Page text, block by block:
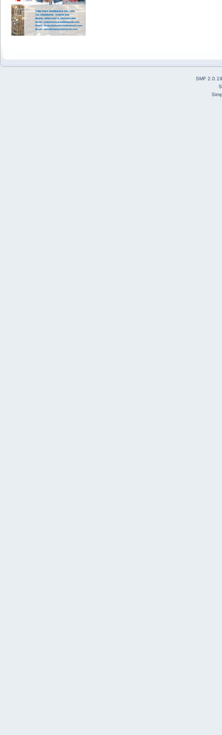
SMF 2.0.19